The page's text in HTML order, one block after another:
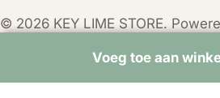
e
g
o
© 2026 KEY LIME STORE.
Voeg toe aan